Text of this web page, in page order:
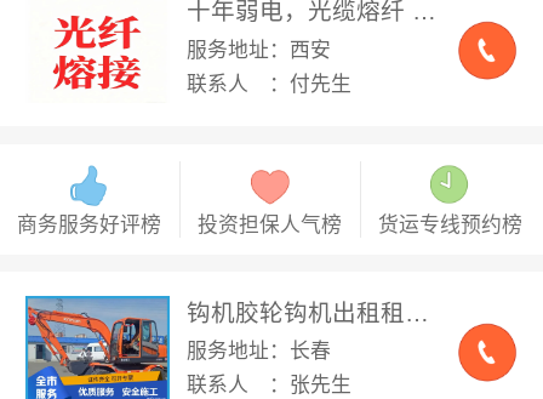
十年弱电，光缆熔纤 光纤熔接维修 光纤测试 做7类水晶头 家庭更换网线，无线维修
服务地址：西安
联系人 ：付先生
商务服务好评榜 投资担保人气榜 货运专线预约榜
钩机胶轮钩机出租租赁，配备：夹木器，破碎，旋挖转，破碎锤，夯机
服务地址：长春
联系人 ：张先生